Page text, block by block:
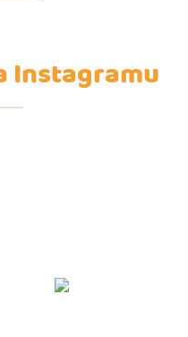
Instagramu